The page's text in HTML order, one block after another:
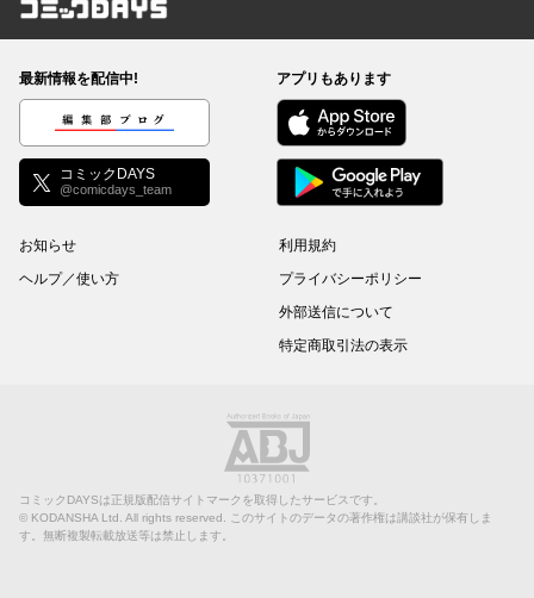
コミックDAYS
最新情報を配信中!
編集部ブログ
コミックDAYS
@comicdays_team
アプリもあります
お知らせ
ヘルプ／使い方
利用規約
プライバシーポリシー
外部送信について
特定商取引法の表示
コミックDAYSは正規版配信サイトマークを取得したサービスです。
© KODANSHA Ltd. All rights reserved. このサイトのデータの著作権は講談社が保有しま
す。無断複製転載放送等は禁止します。